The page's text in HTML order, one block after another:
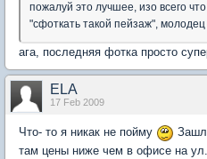
пожалуй это лучшее, изо всего
"сфоткать такой пейзаж",
ага, последняя фотка просто
ELA
17 Feb 2009
Что- то я никак не пойму
там цены ниже чем в офисе на